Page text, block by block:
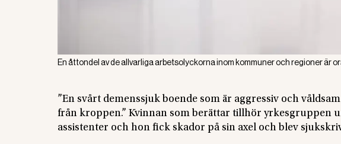
En åttondel av de allvarliga arbetsolyckorna inom kommuner och regioner är
”En svårt demenssjuk boende som är aggressiv och
från kroppen.” Kvinnan som berättar tillhör yrkesgruppen
assistenter och hon fick skador på sin axel och blev